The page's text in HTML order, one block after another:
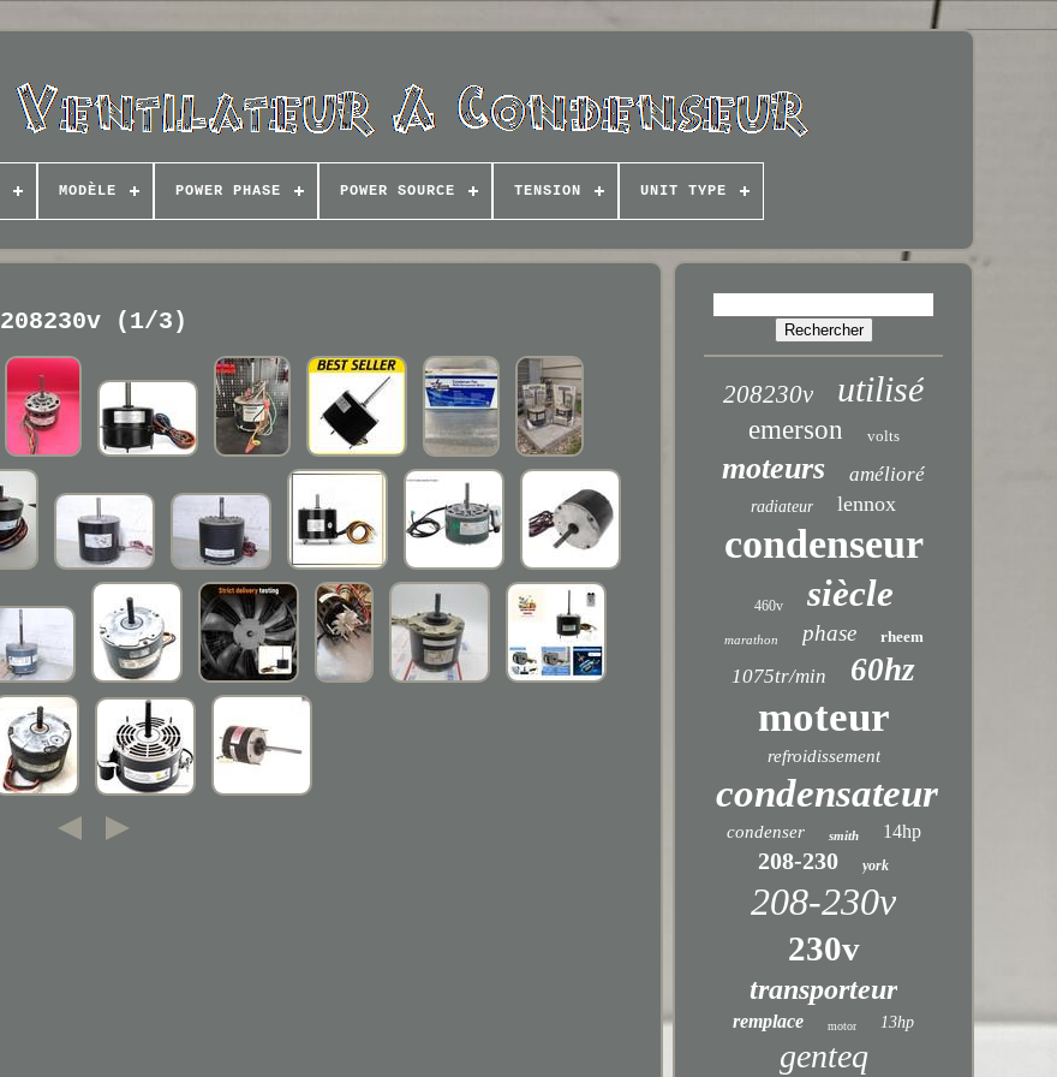
MODÈLE POWER PHASE POWER SOURCE TENSION UNIT TYPE
208230v (1/3)
208230v utilisé
emerson volts
moteurs amélioré
radiateur lennox
condenseur
460v siècle
marathon phase rheem
1075tr/min 60hz
moteur
refroidissement
condensateur
condenser smith 14hp
208-230 york
208-230v
230v
transporteur
remplace motor 13hp
genteq